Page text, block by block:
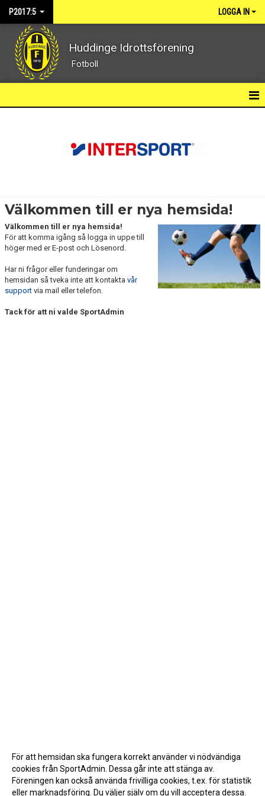
P2017:5 LOGGA IN
Huddinge Idrottsförening
Fotboll
BILDGALLERI
DOKUMENT
KONTAKT
Välkommen till er nya hemsida!
Välkommen till er nya hemsida!
För att komma igång så logga in uppe till
höger med er E-post och Lösenord.
Har ni frågor eller funderingar om
hemsidan så tveka inte att kontakta vår
support via mail eller telefon.
Tack för att ni valde SportAdmin
För att hemsidan ska fungera korrekt använder vi nödvändiga
cookies från SportAdmin. Dessa går inte att stänga av.
Föreningen kan också använda frivilliga cookies, t.ex. för statistik
eller marknadsföring. Du väljer själv om du vill acceptera dessa.